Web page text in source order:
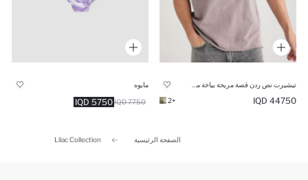
44750 IQD
+2
مايوه
5750 IQD 7750 IQD
الصفحة الرئيسية Lilac Collection